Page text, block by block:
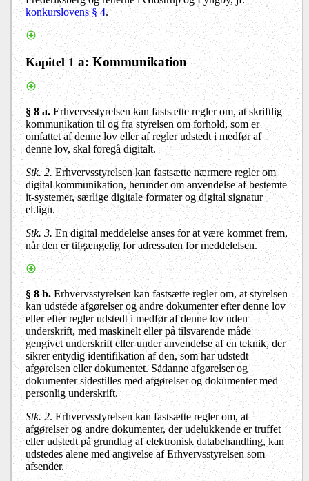
konkurslovens § 4.
Kapitel 1 a:Kommunikation
§ 8 a. Erhvervsstyrelsen kan fastsætte regler om, at skriftlig
kommunikation til og fra styrelsen om forhold, som er
omfattet af denne lov eller af regler udstedt i medfør af
denne lov, skal foregå digitalt.
Stk. 2. Erhvervsstyrelsen kan fastsætte nærmere regler om
digital kommunikation, herunder om anvendelse af bestemte
it-systemer, særlige digitale formater og digital signatur
el.lign.
Stk. 3. En digital meddelelse anses for at være kommet frem,
når den er tilgængelig for adressaten for meddelelsen.
§ 8 b. Erhvervsstyrelsen kan fastsætte regler om, at styrelsen
kan udstede afgørelser og andre dokumenter efter denne lov
eller efter regler udstedt i medfør af denne lov uden
underskrift, med maskinelt eller på tilsvarende måde
gengivet underskrift eller under anvendelse af en teknik, der
sikrer entydig identifikation af den, som har udstedt
afgørelsen eller dokumentet. Sådanne afgørelser og
dokumenter sidestilles med afgørelser og dokumenter med
personlig underskrift.
Stk. 2. Erhvervsstyrelsen kan fastsætte regler om, at
afgørelser og andre dokumenter, der udelukkende er truffet
eller udstedt på grundlag af elektronisk databehandling, kan
udstedes alene med angivelse af Erhvervsstyrelsen som
afsender.